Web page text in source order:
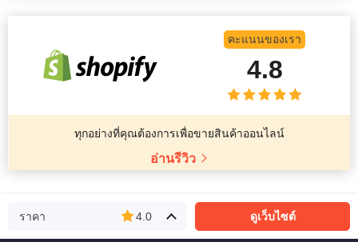
คะแนนของเรา
4.8
ทุกอย่างที่คุณต้องการเพื่อขายสินค้าออนไลน์
อ่านรีวิว
ราคา 4.0 ดูเว็บไซต์